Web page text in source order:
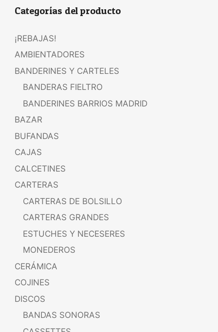
Categorías del producto
¡REBAJAS!
AMBIENTADORES
BANDERINES Y CARTELES
BANDERAS FIELTRO
BANDERINES BARRIOS MADRID
BAZAR
BUFANDAS
CAJAS
CALCETINES
CARTERAS
CARTERAS DE BOLSILLO
CARTERAS GRANDES
ESTUCHES Y NECESERES
MONEDEROS
CERÁMICA
COJINES
DISCOS
BANDAS SONORAS